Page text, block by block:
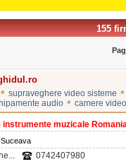
155
• supraveghere video sisteme •
audio • camere video
instrumente muzicale
Suceava
0742407980